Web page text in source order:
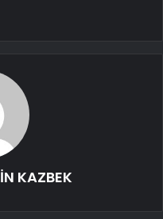
KAZBEK